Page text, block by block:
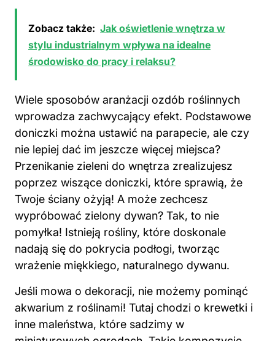
Zobacz także: Jak oświetlenie wnętrza w
stylu industrialnym wpływa na idealne
środowisko do pracy i relaksu?
Wiele sposobów aranżacji ozdób roślinnych
wprowadza zachwycający efekt. Podstawowe
doniczki można ustawić na parapecie, ale czy
nie lepiej dać im jeszcze więcej miejsca?
Przenikanie zieleni do wnętrza zrealizujesz
poprzez wiszące doniczki, które sprawią, że
Twoje ściany ożyją! A może zechcesz
wypróbować zielony dywan? Tak, to nie
pomyłka! Istnieją rośliny, które doskonale
nadają się do pokrycia podłogi, tworząc
wrażenie miękkiego, naturalnego dywanu.
Jeśli mowa o dekoracji, nie możemy pominąć
akwarium z roślinami! Tutaj chodzi o krewetki i
inne maleństwa, które sadzimy w